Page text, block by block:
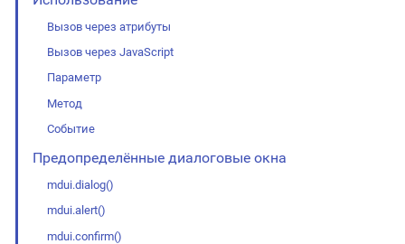
Вызов через атрибуты
Вызов через JavaScript
Параметр
Метод
Событие
Предопределённые диалоговые окна
mdui.dialog()
mdui.alert()
mdui.confirm()